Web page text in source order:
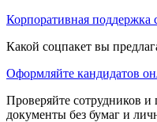
Корпоративная поддержка
Какой соцпакет вы
Оформляйте кандидатов
Проверяйте сотрудников
документы без бумаг и